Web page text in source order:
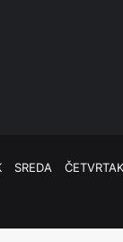
SREDA ČETVRTAK